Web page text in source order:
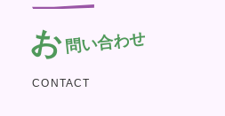
お問い合わせ
CONTACT